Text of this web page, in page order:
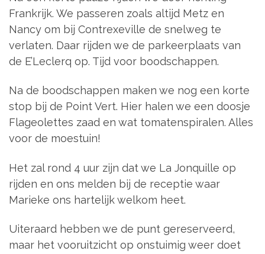
Frankrijk. We passeren zoals altijd Metz en
Nancy om bij Contrexeville de snelweg te
verlaten. Daar rijden we de parkeerplaats van
de E’Leclerq op. Tijd voor boodschappen.
Na de boodschappen maken we nog een korte
stop bij de Point Vert. Hier halen we een doosje
Flageolettes zaad en wat tomatenspiralen. Alles
voor de moestuin!
Het zal rond 4 uur zijn dat we La Jonquille op
rijden en ons melden bij de receptie waar
Marieke ons hartelijk welkom heet.
Uiteraard hebben we de punt gereserveerd,
maar het vooruitzicht op onstuimig weer doet